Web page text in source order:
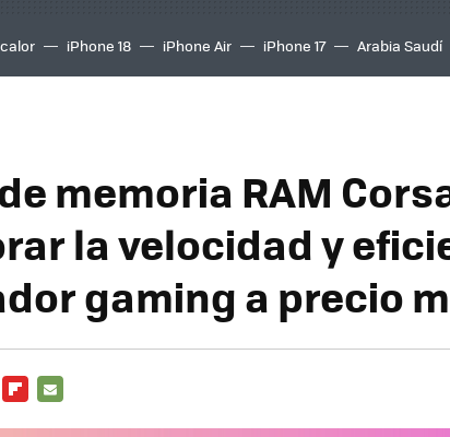
iPhone 18 iPhone Air iPhone 17 Arabia Saudí
memoria RAM
la velocidad y
gaming a precio